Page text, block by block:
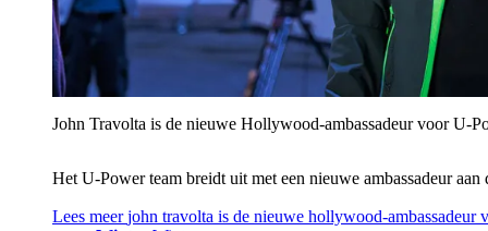
John Travolta is de nieuwe Hollywood-ambassadeur voor
Het U‑Power team breidt uit met een nieuwe ambassadeur
Lees meerjohn travolta is de nieuwe hollywood-ambassadeur